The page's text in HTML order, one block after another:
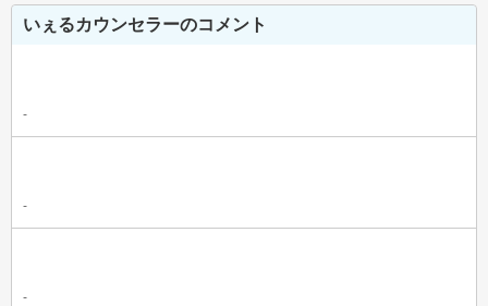
いぇるカウンセラーのコメント
-
-
-